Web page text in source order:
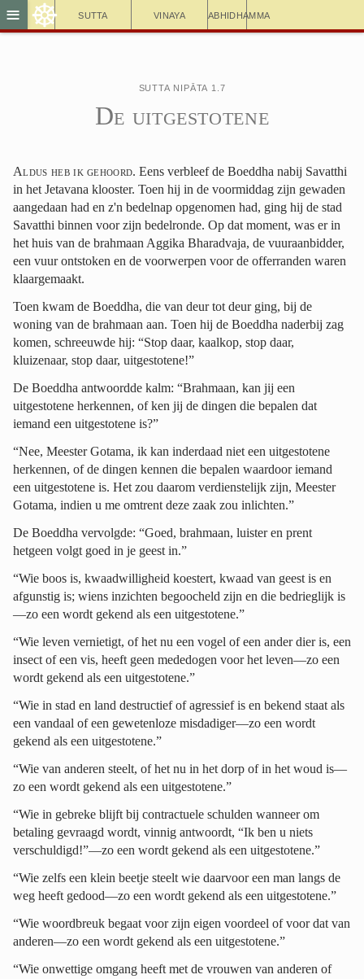
Sutta Vinaya Abhidhamma
≡ ☸
Sutta Nipāta 1.7
De uitgestotene
Aldus heb ik gehoord. Eens verbleef de Boeddha nabij Savatthi
in het Jetavana klooster. Toen hij in de voormiddag zijn gewaden
aangedaan had en z'n bedelnap opgenomen had, ging hij de stad
Savatthi binnen voor zijn bedelronde. Op dat moment, was er in
het huis van de brahmaan Aggika Bharadvaja, de vuuraanbidder,
een vuur ontstoken en de voorwerpen voor de offerranden waren
klaargemaakt.
Toen kwam de Boeddha, die van deur tot deur ging, bij de
woning van de brahmaan aan. Toen hij de Boeddha naderbij zag
komen, schreeuwde hij: “Stop daar, kaalkop, stop daar,
kluizenaar, stop daar, uitgestotene!”
De Boeddha antwoordde kalm: “Brahmaan, kan jij een
uitgestotene herkennen, of ken jij de dingen die bepalen dat
iemand een uitgestotene is?”
“Nee, Meester Gotama, ik kan inderdaad niet een uitgestotene
herkennen, of de dingen kennen die bepalen waardoor iemand
een uitgestotene is. Het zou daarom verdienstelijk zijn, Meester
Gotama, indien u me omtrent deze zaak zou inlichten.”
De Boeddha vervolgde: “Goed, brahmaan, luister en prent
hetgeen volgt goed in je geest in.”
“Wie boos is, kwaadwilligheid koestert, kwaad van geest is en
afgunstig is; wiens inzichten begoocheld zijn en die bedrieglijk is
—zo een wordt gekend als een uitgestotene.”
“Wie leven vernietigt, of het nu een vogel of een ander dier is, een
insect of een vis, heeft geen mededogen voor het leven—zo een
wordt gekend als een uitgestotene.”
“Wie in stad en land destructief of agressief is en bekend staat als
een vandaal of een gewetenloze misdadiger—zo een wordt
gekend als een uitgestotene.”
“Wie van anderen steelt, of het nu in het dorp of in het woud is—
zo een wordt gekend als een uitgestotene.”
“Wie in gebreke blijft bij contractuele schulden wanneer om
betaling gevraagd wordt, vinnig antwoordt, “Ik ben u niets
verschuldigd!”—zo een wordt gekend als een uitgestotene.”
“Wie zelfs een klein beetje steelt wie daarvoor een man langs de
weg heeft gedood—zo een wordt gekend als een uitgestotene.”
“Wie woordbreuk begaat voor zijn eigen voordeel of voor dat van
anderen—zo een wordt gekend als een uitgestotene.”
“Wie onwettige omgang heeft met de vrouwen van anderen of